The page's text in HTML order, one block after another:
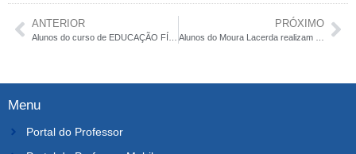
ANTERIOR PRÓXIMO
Menu
Portal do Professor